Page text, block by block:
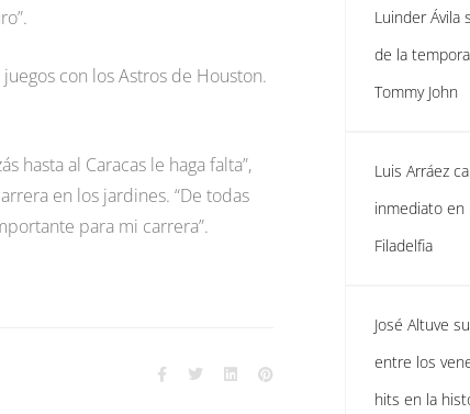
con los Astros de Houston.
hasta al Caracas le haga falta”,
en los jardines. “De todas
para mi carrera”.
Luinder Ávila
de la
Tommy John
Luis Arráez
inmediato en
Filadelfia
José Altuve
entre los
hits en la